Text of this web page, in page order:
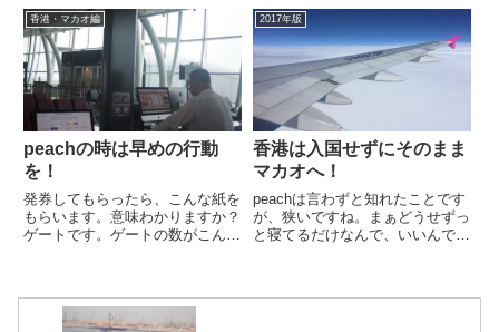
銀行が開いてない時間なので、
Wynn Casinoで換金。本当に変換
率が良かった。変換率が...
電オタクの僕からすると気になる
ところです。具体的に言うと、今
は、SIMフリーの白ロムか、Wi-
Fiのルーター（Huaweiの...
香港・マカオ編
peachの時は早めの行動
を！
発券してもらったら、こんな紙を
もらいます。意味わかりますか？
ゲートです。ゲートの数がこんだ
ち、走ってどうにかなるってこと
がないので、早めの移動をお勧め
2017年版
香港は入国せずにそのまま
マカオへ！
peachは言わずと知れたことです
が、狭いですね。まぁどうせずっ
と寝てるだけなんで、いいんです